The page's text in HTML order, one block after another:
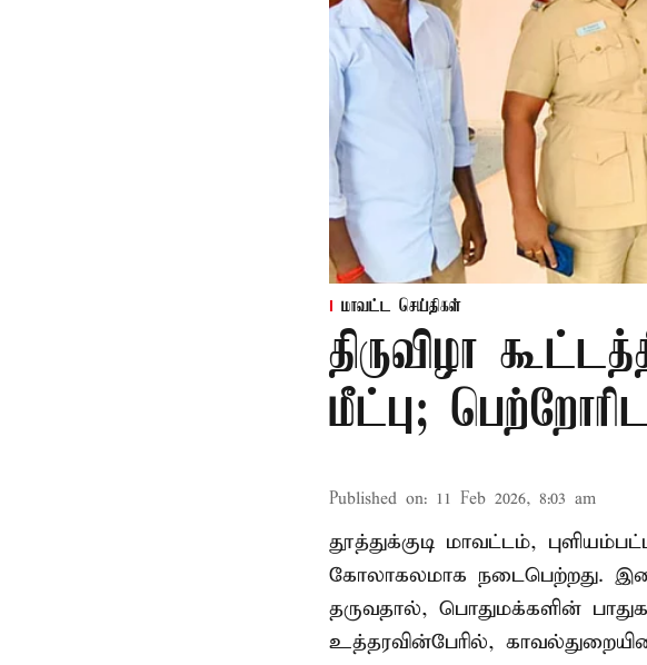
மாவட்ட செய்திகள்
திருவிழா
மீட்பு;
Published on: 11 Feb 2026, 8:03 am
தூத்துக்குடி மாவட்டம்,
கோலாகலமாக நடைபெற்றது.
தருவதால், பொதுமக்களின்
உத்தரவின்பேரில்,